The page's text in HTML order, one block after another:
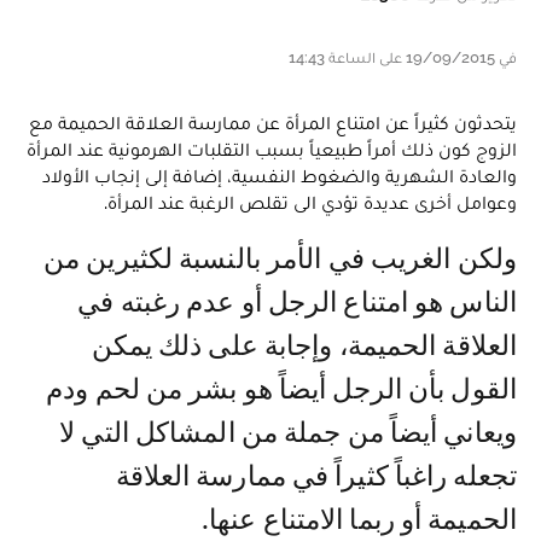
في 19/09/2015 على الساعة 14:43
يتحدثون كثيراً عن امتناع المرأة عن ممارسة العلاقة الحميمة مع
الزوج كون ذلك أمراً طبيعياً بسبب التقلبات الهرمونية عند المرأة
والعادة الشهرية والضغوط النفسية، إضافة إلى إنجاب الأولاد
وعوامل أخرى عديدة تؤدي الى تقلص الرغبة عند المرأة.
ولكن الغريب في الأمر بالنسبة لكثيرين من
الناس هو امتناع الرجل أو عدم رغبته في
العلاقة الحميمة، وإجابة على ذلك يمكن
القول بأن الرجل أيضاً هو بشر من لحم ودم
ويعاني أيضاً من جملة من المشاكل التي لا
تجعله راغباً كثيراً في ممارسة العلاقة
الحميمة أو ربما الامتناع عنها.